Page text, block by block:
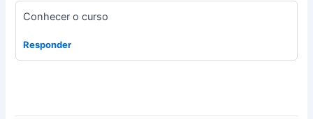
Conhecer o curso
Responder